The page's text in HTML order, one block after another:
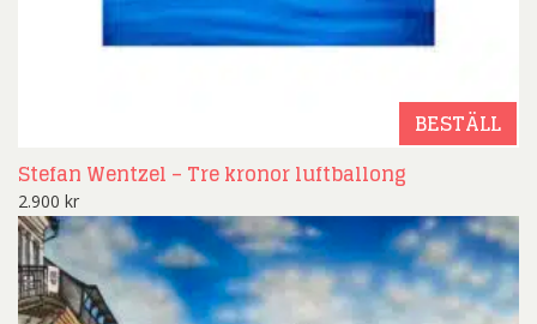
BESTÄLL
Stefan Wentzel – Tre kronor luftballong
2.900 kr